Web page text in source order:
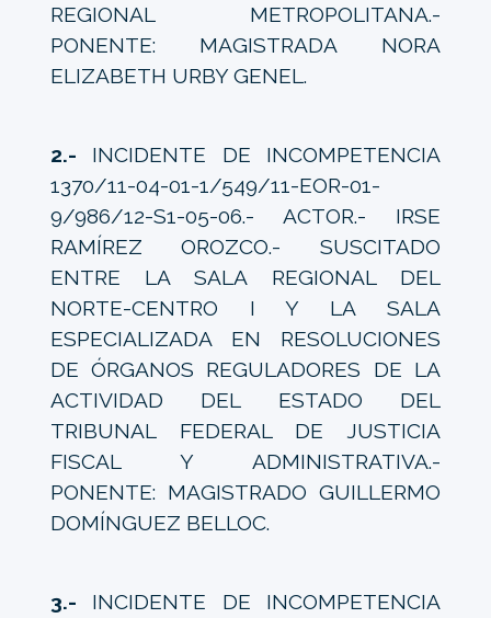
REGIONAL METROPOLITANA.-
PONENTE: MAGISTRADA NORA
ELIZABETH URBY GENEL.
2.- INCIDENTE DE INCOMPETENCIA
1370/11-04-01-1/549/11-EOR-01-
9/986/12-S1-05-06.- ACTOR.- IRSE
RAMÍREZ OROZCO.- SUSCITADO
ENTRE LA SALA REGIONAL DEL
NORTE-CENTRO I Y LA SALA
ESPECIALIZADA EN RESOLUCIONES
DE ÓRGANOS REGULADORES DE LA
ACTIVIDAD DEL ESTADO DEL
TRIBUNAL FEDERAL DE JUSTICIA
FISCAL Y ADMINISTRATIVA.-
PONENTE: MAGISTRADO GUILLERMO
DOMÍNGUEZ BELLOC.
3.- INCIDENTE DE INCOMPETENCIA